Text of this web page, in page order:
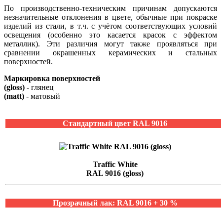
По производственно-техническим причинам допускаются
незначительные отклонения в цвете, обычные при покраске
изделий из стали, в т.ч. с учётом соответствующих условий
освещения (особенно это касается красок с эффектом
металлик). Эти различия могут также проявляться при
сравнении окрашенных керамических и стальных
поверхностей.
Маркировка поверхностей
(gloss) - глянец
(matt) - матовый
Стандартный цвет RAL 9016
Traffic White
RAL 9016 (gloss)
Прозрачный лак: RAL 9016 + 30 %